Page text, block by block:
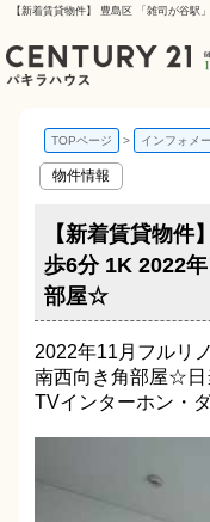
【新着賃貸物件】 豊島区 「雑司が谷
TOPページ インフォメ
物件情報
【新着賃貸物件
歩6分 1K 2022
部屋☆
2022年11月フルリ
南西向き角部屋☆日
TVインターホン・